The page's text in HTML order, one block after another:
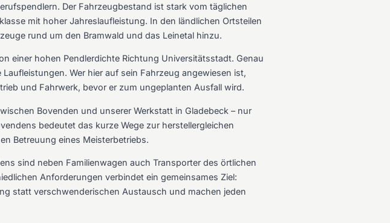
Der Fahrzeugbestand ist stark vom täglichen
mit hoher Jahreslaufleistung. In den ländlichen Ortsteilen
rund um den Bramwald und das Leinetal hinzu.
einer hohen Pendlerdichte Richtung Universitätsstadt. Genau
Wer hier auf sein Fahrzeug angewiesen ist,
und Fahrwerk, bevor er zum ungeplanten Ausfall wird.
Bovenden und unserer Werkstatt in Gladebeck – nur
bedeutet das kurze Wege zur herstellergleichen
Betreuung eines Meisterbetriebs.
sind neben Familienwagen auch Transporter des örtlichen
Anforderungen verbindet ein gemeinsames Ziel:
statt verschwenderischen Austausch und machen jeden